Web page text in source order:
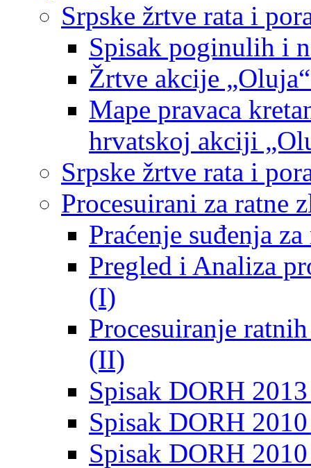
Srpske žrtve rata i
Spisak poginulih i
Žrtve akcije
Mape pravaca
hrvatskoj akciji
Srpske žrtve rata i
Procesuirani za ratne
Praćenje suđenja
Pregled i Analiza
(I)
Procesuiranje
(II)
Spisak DORH
Spisak DORH
Spisak DORH